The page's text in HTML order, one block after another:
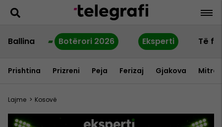
Ballina Botërori 2026 Eksperti Të
Prishtina Prizreni Peja Ferizaj Gjakova
Lajme > Kosovë